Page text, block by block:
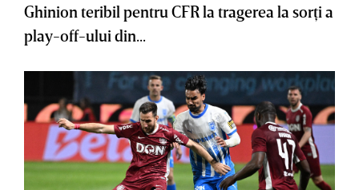
Ghinion teribil pentru CFR la tragerea la sorţi a
play-off-ului din...